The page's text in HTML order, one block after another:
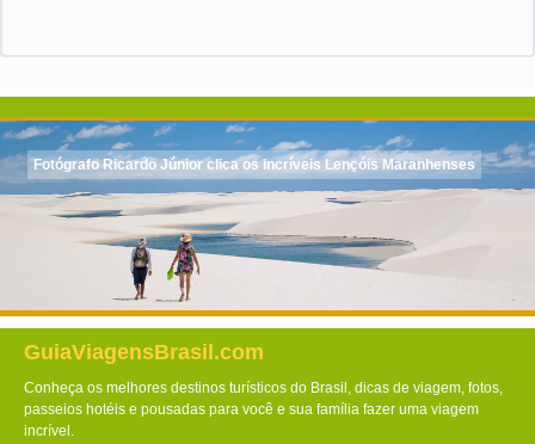
Fotógrafo Ricardo Júnior clica os incríveis Lençóis Maranhenses
GuiaViagensBrasil.com
Conheça os melhores destinos turísticos do Brasil, dicas de viagem, fotos,
passeios hotéis e pousadas para você e sua família fazer uma viagem
incrível.